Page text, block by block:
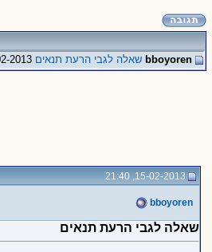
bboyoren שאלה לגבי הרעת תנאים
15-02-2013, 21:40
bboyoren
שאלה לגבי הרעת תנאים